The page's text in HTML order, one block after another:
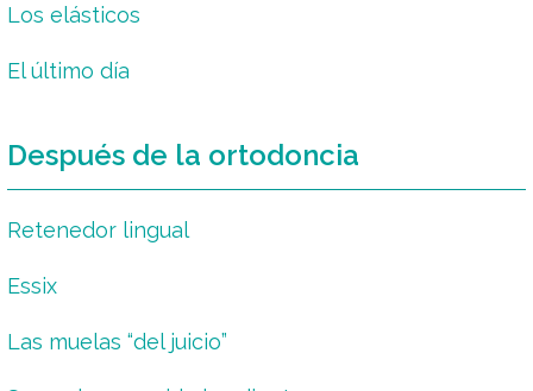
Los elásticos
El último día
Después de la ortodoncia
Retenedor lingual
Essix
Las muelas “del juicio”